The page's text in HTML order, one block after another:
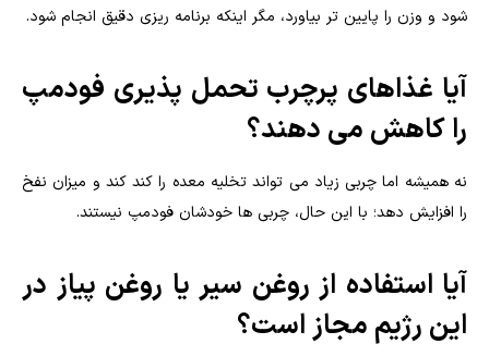
شود و وزن را پایین تر بیاورد، مگر اینکه برنامه ریزی دقیق انجام شود.
آیا غذاهای پرچرب تحمل پذیری فودمپ
را کاهش می دهند؟
نه همیشه اما چربی زیاد می تواند تخلیه معده را کند کند و میزان نفخ
را افزایش دهد؛ با این حال، چربی ها خودشان فودمپ نیستند.
آیا استفاده از روغن سیر یا روغن پیاز در
این رژیم مجاز است؟